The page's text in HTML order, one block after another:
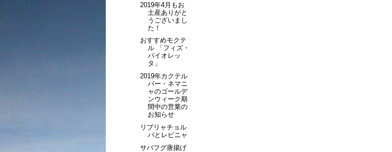
2019年4月もお
土産ありがと
うございまし
た！
おすすめモクテ
ル 「フィズ・
バイオレッ
タ」
2019年カクテル
バー・ネマニ
ャのゴールデ
ンウィーク期
間中の営業の
お知らせ
リブリャチョル
バとレピニャ
サバフグ唐揚げ